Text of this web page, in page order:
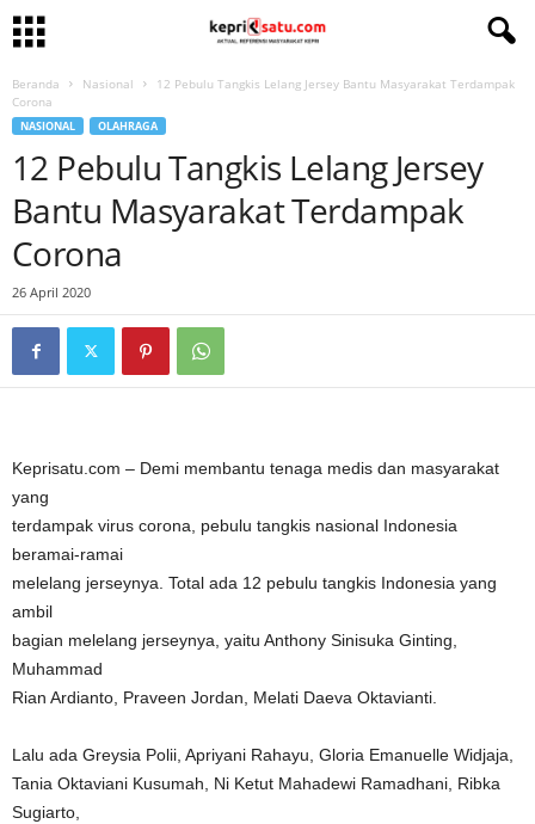
Beranda Nasional
12 Pebulu Tangkis Lelang Jersey Bantu Masyarakat Terdampak
Corona
NASIONAL OLAHRAGA
12 Pebulu Tangkis Lelang Jersey
Bantu Masyarakat Terdampak
Corona
26 April 2020
Keprisatu.com – Demi membantu tenaga medis dan masyarakat
yang
terdampak virus corona, pebulu tangkis nasional Indonesia
beramai-ramai
melelang jerseynya. Total ada 12 pebulu tangkis Indonesia yang
ambil
bagian melelang jerseynya, yaitu Anthony Sinisuka Ginting,
Muhammad
Rian Ardianto, Praveen Jordan, Melati Daeva Oktavianti.
Lalu ada Greysia Polii, Apriyani Rahayu, Gloria Emanuelle Widjaja,
Tania Oktaviani Kusumah, Ni Ketut Mahadewi Ramadhani, Ribka
Sugiarto,